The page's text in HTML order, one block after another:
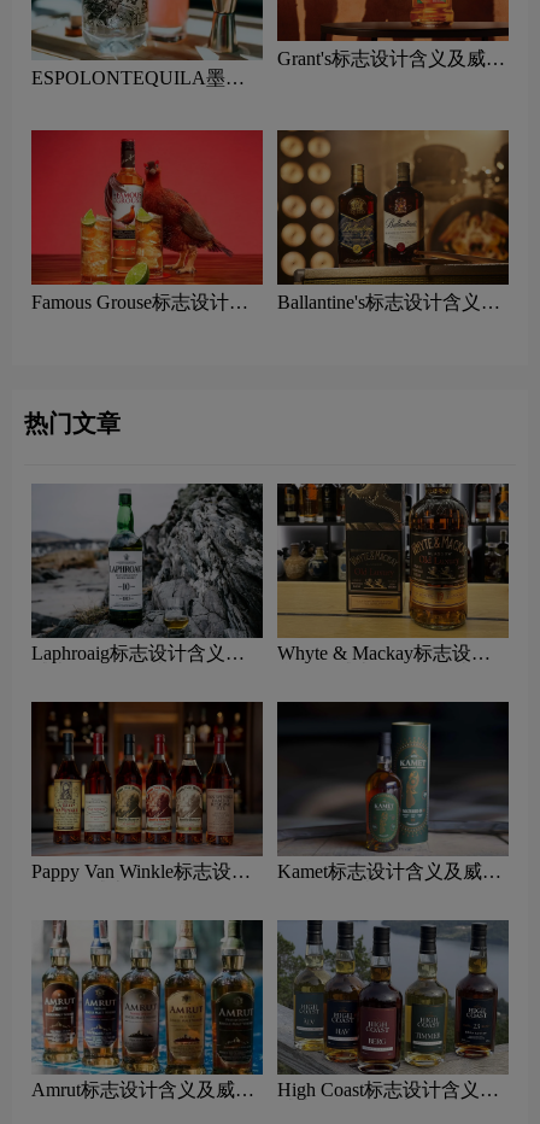
ESPOLONTEQUILA墨西
威士忌品牌设计理念
Grant's标志设计含义及威士
Famous Grouse标志设计含
Ballantine's标志设计含义及
热门文章
Laphroaig标志设计含义及
Whyte & Mackay标志设计
Pappy Van Winkle标志设计
Kamet标志设计含义及威士
Amrut标志设计含义及威士
High Coast标志设计含义及